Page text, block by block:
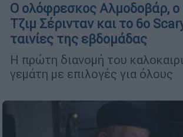
Ο ολόφρεσκος Αλμοδοβάρ, ο
Τζιμ Σέρινταν και το 6ο
ταινίες της εβδομάδας
Η πρώτη διανομή του
γεμάτη με επιλογές για όλους